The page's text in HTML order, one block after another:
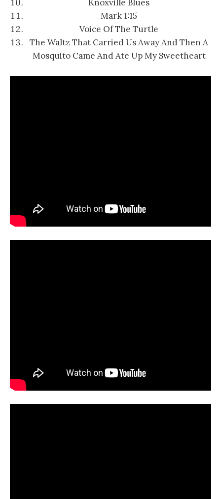
Knoxville Blues
Mark 1:15
Voice Of The Turtle
The Waltz That Carried Us Away And Then A
Mosquito Came And Ate Up My Sweetheart